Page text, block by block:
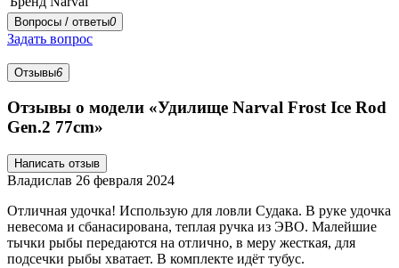
Вопросы / ответы0
Задать вопрос
Отзывы6
Отзывы о модели «Удилище Narval Frost Ice Rod
Gen.2 77cm»
Написать отзыв
Владислав 26 февраля 2024
Отличная удочка! Использую для ловли Судака. В руке удочка
невесома и сбанасирована, теплая ручка из ЭВО. Малейшие
тычки рыбы передаются на отлично, в меру жесткая, для
подсечки рыбы хватает. В комплекте идёт тубус.